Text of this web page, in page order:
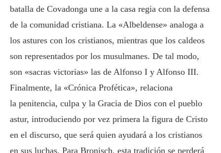
batalla de Covadonga une a la casa regia con la defensa
de la comunidad cristiana. La «Albeldense» analoga a
los astures con los cristianos, mientras que los caldeos
son representados por los musulmanes. De tal modo,
son «sacras victorias» las de Alfonso I y Alfonso III.
Finalmente, la «Crónica Profética», relaciona
la penitencia, culpa y la Gracia de Dios con el pueblo
astur, introduciendo por vez primera la figura de Cristo
en el discurso, que será quien ayudará a los cristianos
en sus luchas. Para Bronisch, esta tradición se perderá